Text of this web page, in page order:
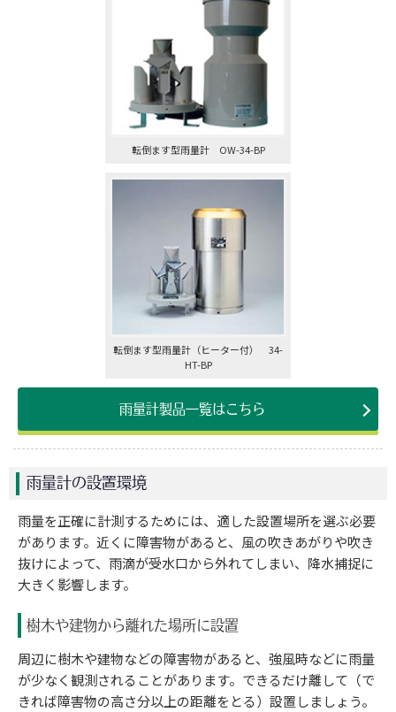
転倒ます型雨量計 OW-34-BP
転倒ます型雨量計（ヒーター付） 34-
HT-BP
雨量計製品一覧はこちら
雨量計の設置環境
雨量を正確に計測するためには、適した設置場所を選ぶ必要
があります。近くに障害物があると、風の吹きあがりや吹き
抜けによって、雨滴が受水口から外れてしまい、降水捕捉に
大きく影響します。
樹木や建物から離れた場所に設置
周辺に樹木や建物などの障害物があると、強風時などに雨量
が少なく観測されることがあります。できるだけ離して（で
きれば障害物の高さ分以上の距離をとる）設置しましょう。